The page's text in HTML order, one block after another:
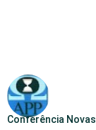
Conferência